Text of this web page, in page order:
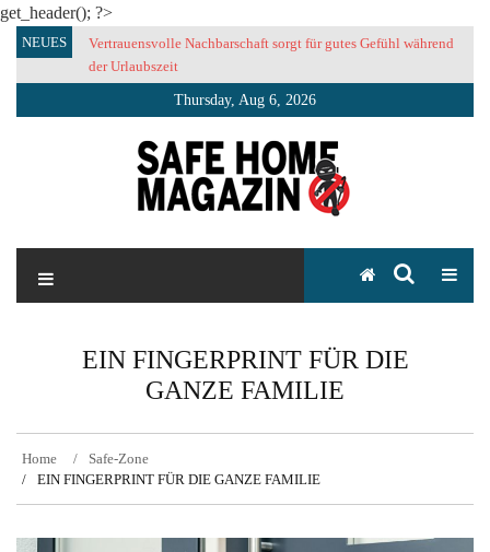
get_header(); ?>
SkipNEUES
Vertrauensvolle Nachbarschaft sorgt für gutes Gefühl während
der Urlaubszeit
Thursday, Aug 6, 2026
SAFE HOME Magazin
EIN FINGERPRINT FÜR DIE
GANZE FAMILIE
Home
Safe-Zone
EIN FINGERPRINT FÜR DIE GANZE FAMILIE